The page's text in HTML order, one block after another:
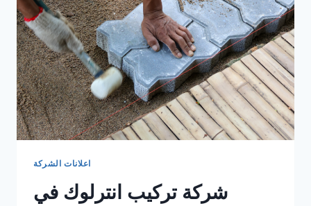
اعلانات الشركة
شركة تركيب انترلوك في